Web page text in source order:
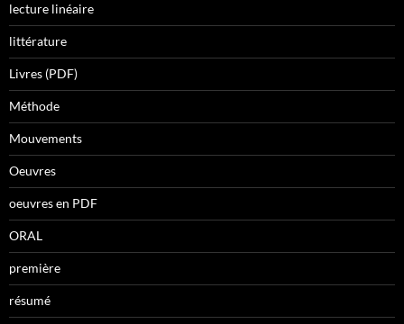
lecture linéaire
littérature
Livres (PDF)
Méthode
Mouvements
Oeuvres
oeuvres en PDF
ORAL
première
résumé